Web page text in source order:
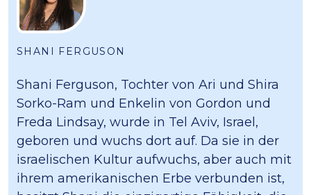
SHANI FERGUSON
Shani Ferguson, Tochter von Ari und Shira
Sorko-Ram und Enkelin von Gordon und
Freda Lindsay, wurde in Tel Aviv, Israel,
geboren und wuchs dort auf. Da sie in der
israelischen Kultur aufwuchs, aber auch mit
ihrem amerikanischen Erbe verbunden ist,